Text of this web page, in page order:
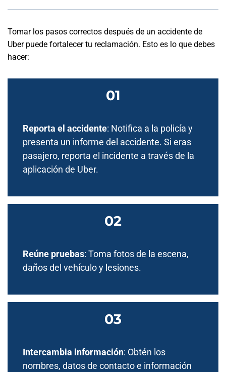
Tomar los pasos correctos después de un accidente de
Uber puede fortalecer tu reclamación. Esto es lo que debes
hacer:
Reporta el accidente: Notifica a la policía y
presenta un informe del accidente. Si eras
pasajero, reporta el incidente a través de la
aplicación de Uber.
Reúne pruebas: Toma fotos de la escena,
daños del vehículo y lesiones.
Intercambia información: Obtén los
nombres, datos de contacto e información